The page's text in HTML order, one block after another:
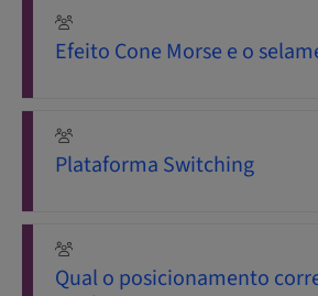
Efeito Cone Morse e o
Plataforma Switching
Qual o posicionamento